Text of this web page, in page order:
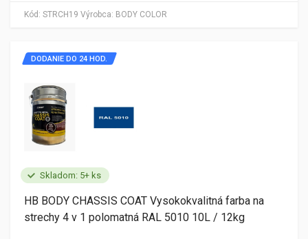
Kód: STRCH19 Výrobca: BODY COLOR
Skladom: 5+ ks
DODANIE DO 24 HOD.
HB BODY CHASSIS COAT Vysokokvalitná farba na
strechy 4 v 1 polomatná RAL 5010 10L / 12kg